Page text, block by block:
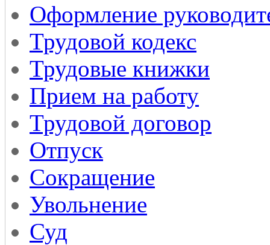
Оформление
Трудовой кодекс
Трудовые книжки
Прием на работу
Трудовой договор
Отпуск
Сокращение
Увольнение
Суд